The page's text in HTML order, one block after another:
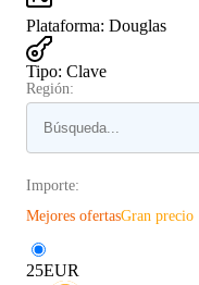
Plataforma: Douglas
Tipo: Clave
Región:
Importe:
Mejores ofertasGran precio
25EUR